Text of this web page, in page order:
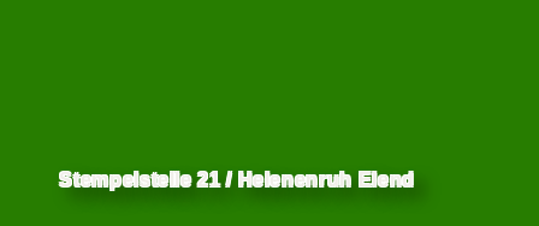
Stempelstelle 21 / Helenenruh Elend